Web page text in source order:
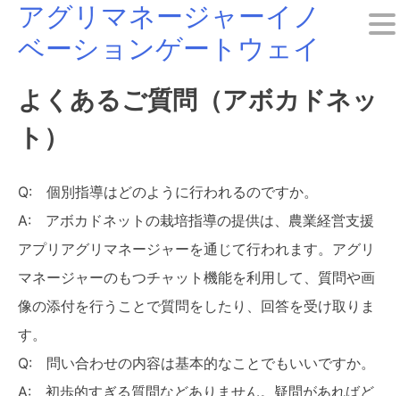
Skipアグリマネージャーイノ
ベーションゲートウェイ
よくあるご質問（アボカドネッ
ト）
Q: 個別指導はどのように行われるのですか。
A: アボカドネットの栽培指導の提供は、農業経営支援
アプリアグリマネージャーを通じて行われます。アグリ
マネージャーのもつチャット機能を利用して、質問や画
像の添付を行うことで質問をしたり、回答を受け取りま
す。
Q: 問い合わせの内容は基本的なことでもいいですか。
A: 初歩的すぎる質問などありません。疑問があればど